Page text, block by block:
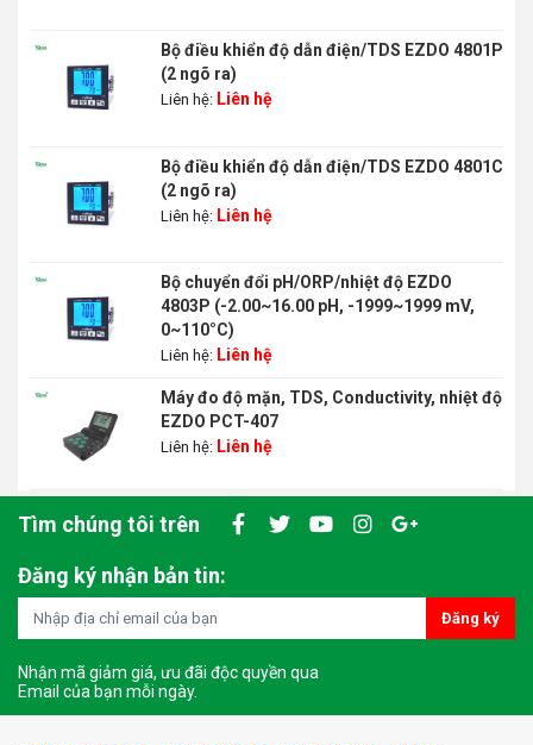
Bộ điều khiển độ dẫn điện/TDS EZDO 4801P
(2 ngõ ra)
Liên hệ: Liên hệ
Bộ điều khiển độ dẫn điện/TDS EZDO 4801C
(2 ngõ ra)
Liên hệ: Liên hệ
Bộ chuyển đổi pH/ORP/nhiệt độ EZDO
4803P (-2.00~16.00 pH, -1999~1999 mV,
0~110°C)
Liên hệ: Liên hệ
Máy đo độ mặn, TDS, Conductivity, nhiệt độ
EZDO PCT-407
Liên hệ: Liên hệ
Tìm chúng tôi trên
Đăng ký nhận bản tin:
Đăng ký
Nhận mã giảm giá, ưu đãi độc quyền qua
Email của bạn mỗi ngày.